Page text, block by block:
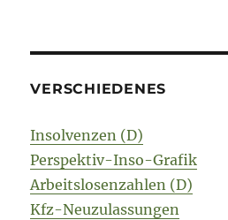
VERSCHIEDENES
Insolvenzen (D)
Perspektiv-Inso-Grafik
Arbeitslosenzahlen (D)
Kfz-Neuzulassungen